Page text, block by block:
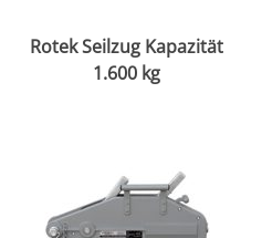
Rotek Seilzug Kapazität
1.600 kg